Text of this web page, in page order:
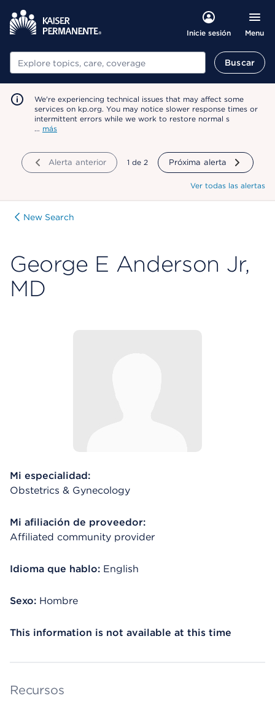
Inicie sesión Menu
Buscar Buscar
We're experiencing technical issues that may affect some
services on kp.org. You may notice slower response times or
intermittent errors while we work to restore normal s
… más
Alerta anterior mostrando
1 de 2 Próxima alerta
Ver todas las alertas
New Search
George E Anderson Jr,
MD
Mi especialidad:
Obstetrics & Gynecology
Mi afiliación de proveedor:
Affiliated community provider
Idioma que hablo: English
Sexo: Hombre
This information is not available at this time
Recursos